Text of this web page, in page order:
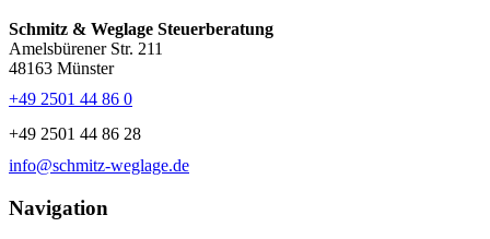
Schmitz & Weglage Steuerberatung
Amelsbürener Str. 211
48163 Münster
+49 2501 44 86 0
+49 2501 44 86 28
info@schmitz-weglage.de
Navigation